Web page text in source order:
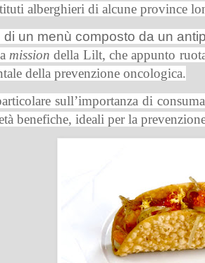
alberghieri di alcune province
un menù composto da un
mission della Lilt, che appunto
della prevenzione oncologica.
sull’importanza di
benefiche, ideali per la